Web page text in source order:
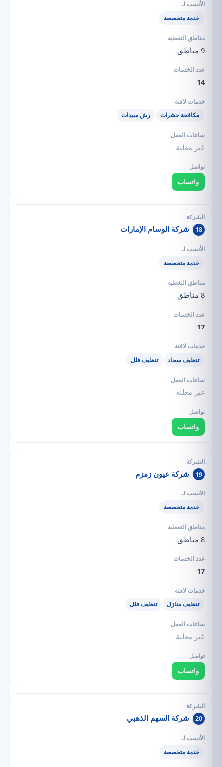
خدمة متخصصة
9 مناطق
14
مكافحة حشرات رش مبيدات
غير معلنة
واتساب
18 شركة الوسام الإمارات
خدمة متخصصة
8 مناطق
17
تنظيف سجاد تنظيف فلل
غير معلنة
واتساب
19 شركة عيون زمزم
خدمة متخصصة
8 مناطق
17
تنظيف منازل تنظيف فلل
غير معلنة
واتساب
20 شركة السهم الذهبي
خدمة متخصصة